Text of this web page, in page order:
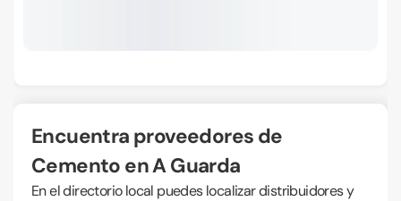
Encuentra proveedores de
Cemento en A Guarda
En el directorio local puedes localizar distribuidores y